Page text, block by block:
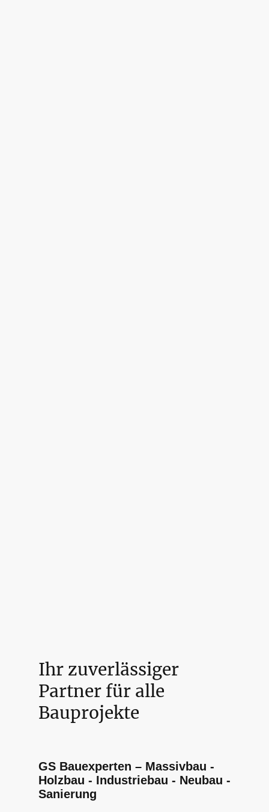
Ihr zuverlässiger
Partner für alle
Bauprojekte
GS Bauexperten – Massivbau -
Holzbau - Industriebau - Neubau -
Sanierung